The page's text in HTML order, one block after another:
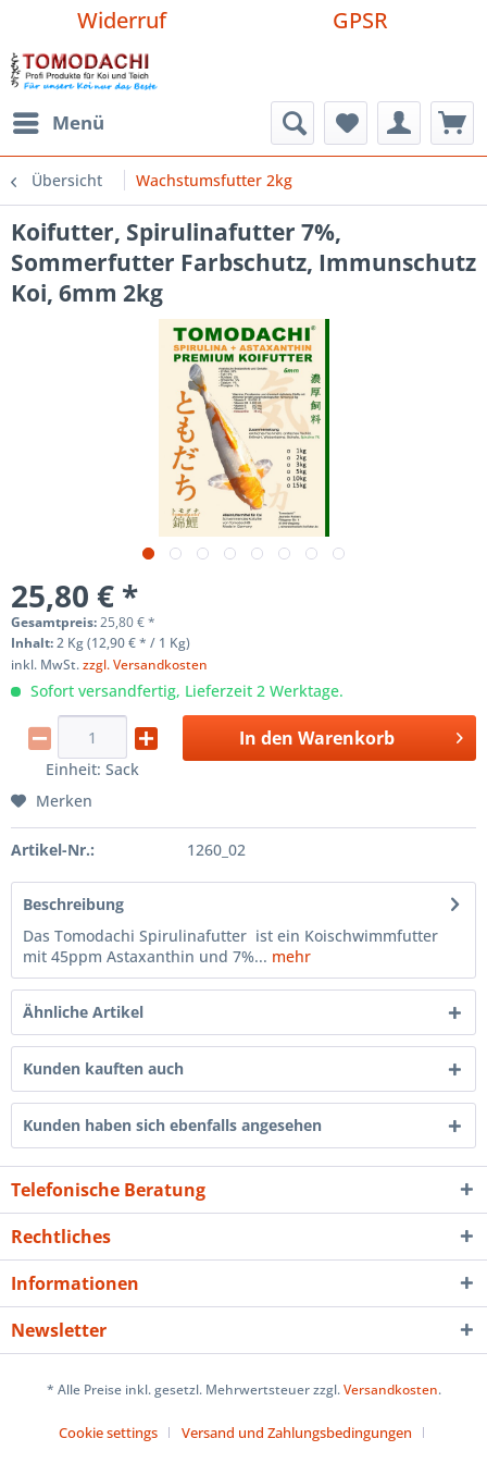
Widerruf GPSR
Menü
Übersicht Wachstumsfutter 2kg
Koifutter, Spirulinafutter 7%,
Sommerfutter Farbschutz, Immunschutz
Koi, 6mm 2kg
25,80 € *
Gesamtpreis:25,80€*
Inhalt:2 Kg (12,90 € * / 1 Kg)
inkl. MwSt.zzgl. Versandkosten
Sofort versandfertig, Lieferzeit 2 Werktage.
Einheit: Sack
In den Warenkorb
Merken
Artikel-Nr.: 1260_02
Beschreibung
Das Tomodachi Spirulinafutter ist ein Koischwimmfutter
mit 45ppm Astaxanthin und 7%... mehr
Ähnliche Artikel
Kunden kauften auch
Kunden haben sich ebenfalls angesehen
Telefonische Beratung
Rechtliches
Informationen
Newsletter
* Alle Preise inkl. gesetzl. Mehrwertsteuer zzgl.Versandkosten.
Cookie settings
Versand und Zahlungsbedingungen